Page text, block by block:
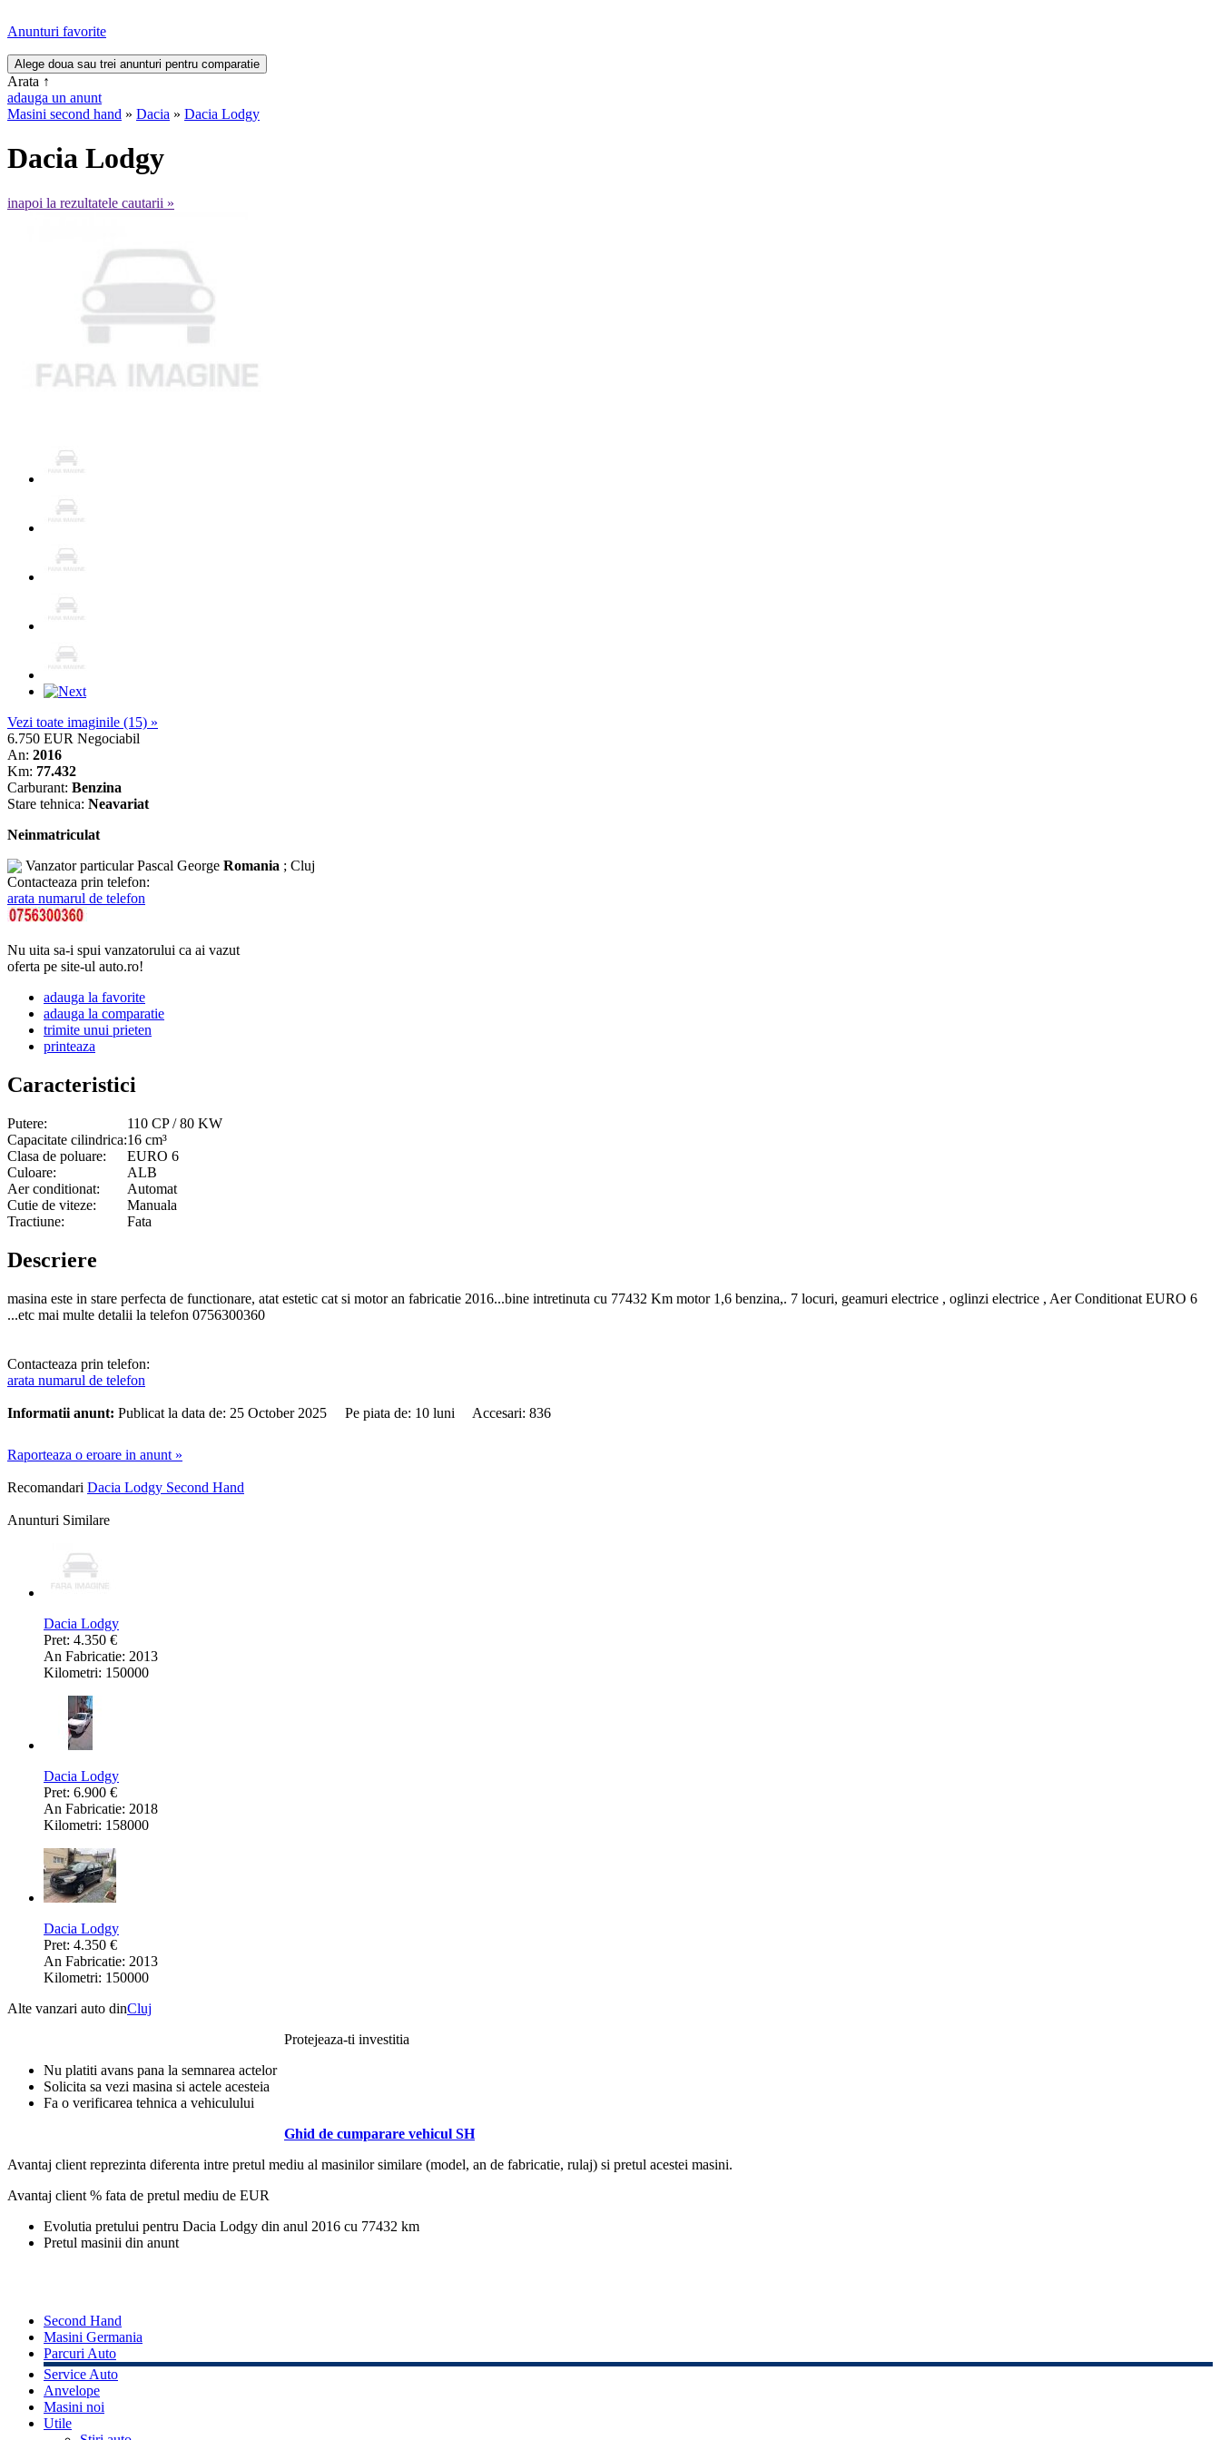
Anunturi favorite
Arata ↑
adauga un anunt
Masini second hand » Dacia » Dacia Lodgy
Dacia Lodgy
inapoi la rezultatele cautarii »
Vezi toate imaginile (15) »
6.750 EUR Negociabil
An: 2016
Km: 77.432
Carburant: Benzina
Stare tehnica: Neavariat
Neinmatriculat
Vanzator particularPascal George Romania ; Cluj
Contacteaza prin telefon:
arata numarul de telefon
Nu uita sa-i spui vanzatorului ca ai vazut
oferta pe site-ul auto.ro!
adauga la favorite
adauga la comparatie
trimite unui prieten
printeaza
Caracteristici
Putere:
110 CP / 80 KW
Capacitate cilindrica:16 cm³
Clasa de poluare:
EURO 6
Culoare:
ALB
Aer conditionat:
Automat
Cutie de viteze:
Manuala
Tractiune:
Fata
Descriere
masina este in stare perfecta de functionare, atat estetic cat si motor an fabricatie 2016...bine intretinuta cu 77432 Km motor 1,6 benzina,. 7 locuri, geamuri electrice , oglinzi electrice , Aer Conditionat EURO 6
...etc mai multe detalii la telefon 0756300360
Contacteaza prin telefon:
arata numarul de telefon
Informatii anunt: Publicat la data de: 25 October 2025 Pe piata de: 10 luni Accesari: 836
Raporteaza o eroare in anunt »
Recomandari Dacia Lodgy Second Hand
Anunturi Similare
Dacia Lodgy
Pret: 4.350 €
An Fabricatie: 2013
Kilometri: 150000
Dacia Lodgy
Pret: 6.900 €
An Fabricatie: 2018
Kilometri: 158000
Dacia Lodgy
Pret: 4.350 €
An Fabricatie: 2013
Kilometri: 150000
Alte vanzari auto dinCluj
Protejeaza-ti investitia
Nu platiti avans pana la semnarea actelor
Solicita sa vezi masina si actele acesteia
Fa o verificarea tehnica a vehiculului
Ghid de cumparare vehicul SH
Avantaj client reprezinta diferenta intre pretul mediu al masinilor similare (model, an de fabricatie, rulaj) si pretul acestei masini.
Avantaj client % fata de pretul mediu de EUR
Evolutia pretului pentru Dacia Lodgy din anul 2016 cu 77432 km
Pretul masinii din anunt
Second Hand
Masini Germania
Parcuri Auto
Service Auto
Anvelope
Masini noi
Utile